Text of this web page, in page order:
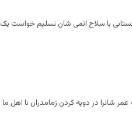
با سلاح اتمی شان تسلیم خواست
شانرا در دوپه کردن زمامدران نا اهل